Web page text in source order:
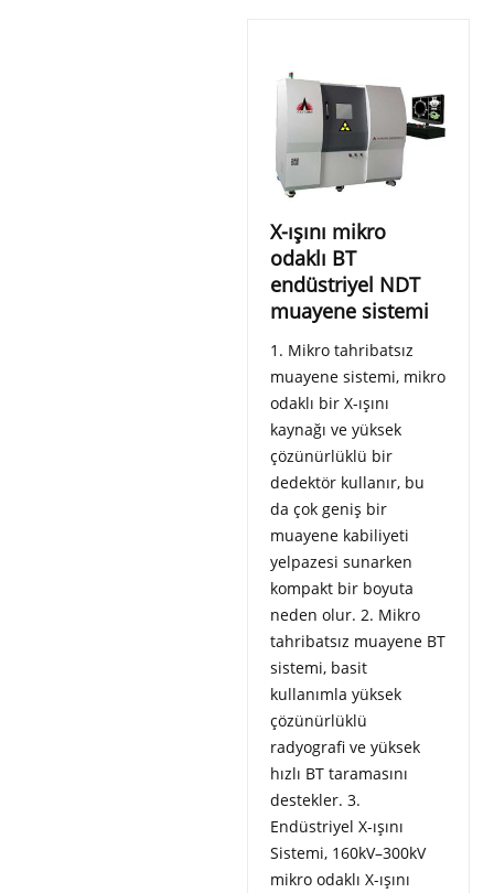
X-ışını mikro
odaklı BT
endüstriyel NDT
muayene sistemi
1. Mikro tahribatsız
muayene sistemi, mikro
odaklı bir X-ışını
kaynağı ve yüksek
çözünürlüklü bir
dedektör kullanır, bu
da çok geniş bir
muayene kabiliyeti
yelpazesi sunarken
kompakt bir boyuta
neden olur. 2. Mikro
tahribatsız muayene BT
sistemi, basit
kullanımla yüksek
çözünürlüklü
radyografi ve yüksek
hızlı BT taramasını
destekler. 3.
Endüstriyel X-ışını
Sistemi, 160kV–300kV
mikro odaklı X-ışını